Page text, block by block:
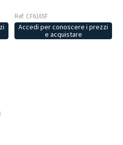
Ref: CF616SF
Accedi per conoscere i prezzi
e acquistare